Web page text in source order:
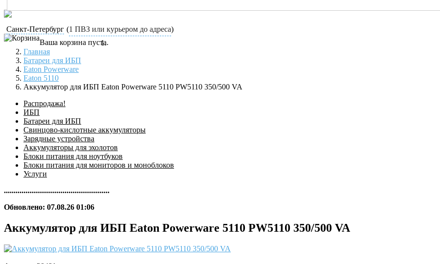
Санкт-Петербург (1 ПВЗ или курьером до адреса)
Ваша корзина пуста.
Главная
Батареи для ИБП
Eaton Powerware
Eaton 5110
Аккумулятор для ИБП Eaton Powerware 5110 PW5110 350/500 VA
Распродажа!
ИБП
Батареи для ИБП
Свинцово-кислотные аккумуляторы
Зарядные устройства
Аккумуляторы для эхолотов
Блоки питания для ноутбуков
Блоки питания для мониторов и моноблоков
Услуги
......................................................
Обновлено: 07.08.26 01:06
Аккумулятор для ИБП Eaton Powerware 5110 PW5110 350/500 VA